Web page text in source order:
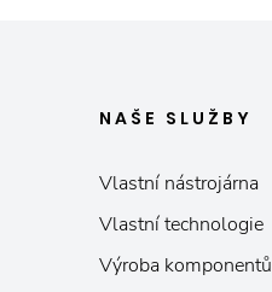
NAŠE SLUŽBY
Vlastní nástrojárna
Vlastní technologie
Výroba komponentů